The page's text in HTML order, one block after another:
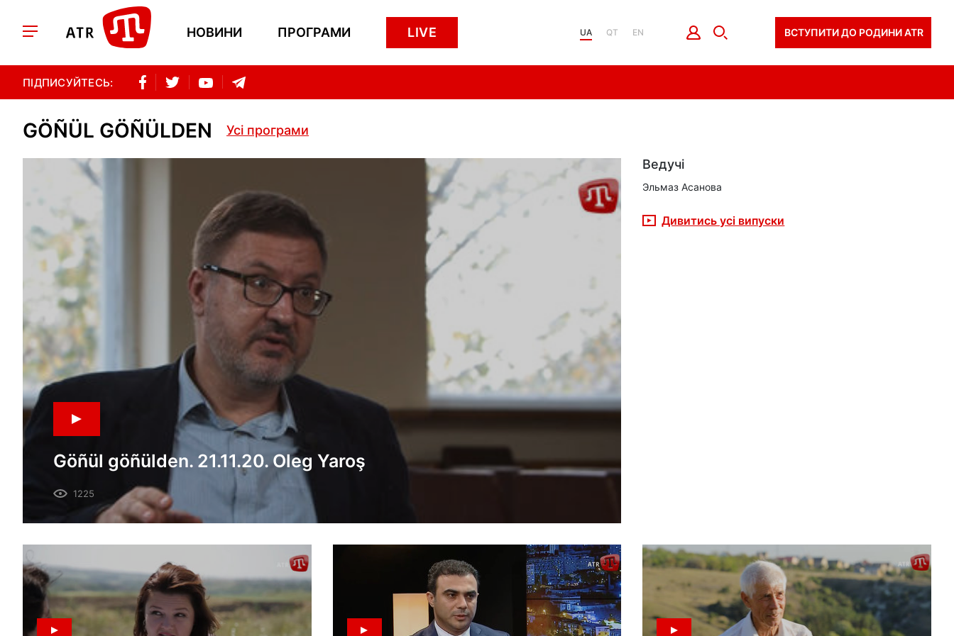
НОВИНИ ПРОГРАМИ LIVE UA QT EN ВСТУПИТИ ДО РОДИНИ ATR
ПІДПИСУЙТЕСЬ:
GÖÑÜL GÖÑÜLDEN Усі програми
Göñül göñülden. 21.11.20. Oleg Yaroş
1225
Ведучі
Эльмаз Асанова
Дивитись усі випуски